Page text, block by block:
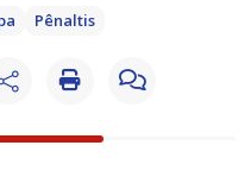
Pênaltis